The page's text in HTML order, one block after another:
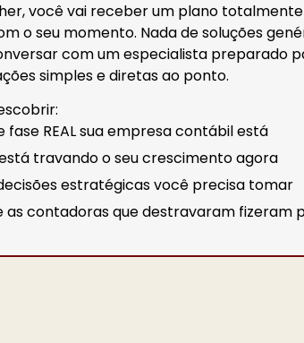
você vai receber um plano totalmente
o seu momento. Nada de soluções
com um especialista preparado
simples e diretas ao ponto.
fase REAL sua empresa contábil está
travando o seu crescimento agora
estratégicas você precisa tomar
as contadoras que destravaram fizeram